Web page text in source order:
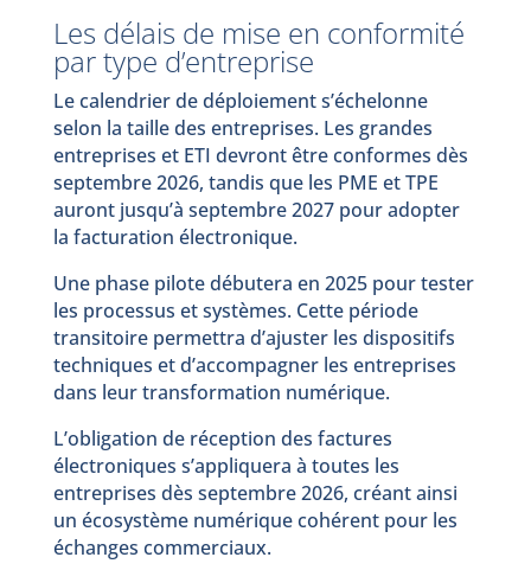
Les délais de mise en conformité
par type d’entreprise
Le calendrier de déploiement s’échelonne
selon la taille des entreprises. Les grandes
entreprises et ETI devront être conformes dès
septembre 2026, tandis que les PME et TPE
auront jusqu’à septembre 2027 pour adopter
la facturation électronique.
Une phase pilote débutera en 2025 pour tester
les processus et systèmes. Cette période
transitoire permettra d’ajuster les dispositifs
techniques et d’accompagner les entreprises
dans leur transformation numérique.
L’obligation de réception des factures
électroniques s’appliquera à toutes les
entreprises dès septembre 2026, créant ainsi
un écosystème numérique cohérent pour les
échanges commerciaux.